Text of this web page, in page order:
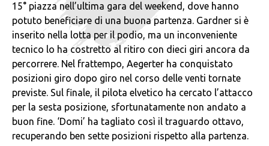
15° piazza nell’ultima gara del weekend, dove hanno
potuto beneficiare di una buona partenza. Gardner si è
inserito nella lotta per il podio, ma un inconveniente
tecnico lo ha costretto al ritiro con dieci giri ancora da
percorrere. Nel frattempo, Aegerter ha conquistato
posizioni giro dopo giro nel corso delle venti tornate
previste. Sul finale, il pilota elvetico ha cercato l’attacco
per la sesta posizione, sfortunatamente non andato a
buon fine. ‘Domi’ ha tagliato così il traguardo ottavo,
recuperando ben sette posizioni rispetto alla partenza.